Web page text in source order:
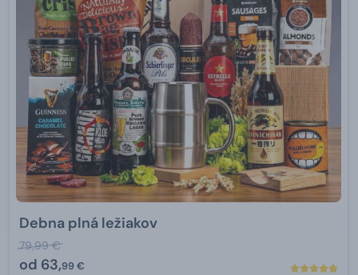
Debna plná ležiakov
79,99 €
od 63,99 €